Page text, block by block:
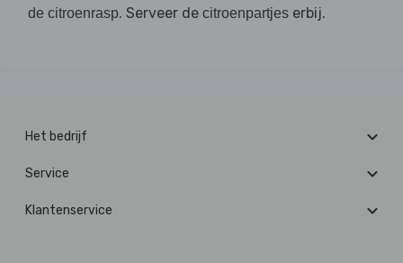
de citroenrasp. Serveer de citroenpartjes erbij.
Het bedrijf
Service
Klantenservice